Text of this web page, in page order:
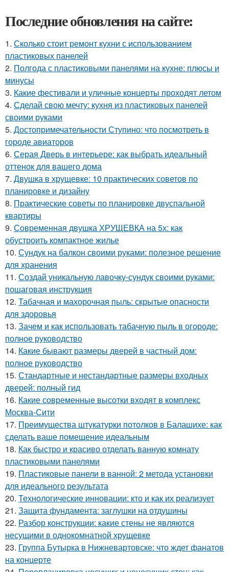
Последние обновления на сайте:
1. Сколько стоит ремонт кухни с использованием
пластиковых панелей
2. Полгода с пластиковыми панелями на кухне: плюсы и
минусы
3. Какие фестивали и уличные концерты проходят летом
4. Сделай свою мечту: кухня из пластиковых панелей
своими руками
5. Достопримечательности Ступино: что посмотреть в
городе авиаторов
6. Серая Дверь в интерьере: как выбрать идеальный
оттенок для вашего дома
7. Двушка в хрущевке: 10 практических советов по
планировке и дизайну
8. Практические советы по планировке двуспальной
квартиры
9. Современная двушка ХРУЩЕВКА на 5х: как
обустроить компактное жилье
10. Сундук на балкон своими руками: полезное решение
для хранения
11. Создай уникальную лавочку-сундук своими руками:
пошаговая инструкция
12. Табачная и махорочная пыль: скрытые опасности
для здоровья
13. Зачем и как использовать табачную пыль в огороде:
полное руководство
14. Какие бывают размеры дверей в частный дом:
полное руководство
15. Стандартные и нестандартные размеры входных
дверей: полный гид
16. Какие современные высотки входят в комплекс
Москва-Сити
17. Преимущества штукатурки потолков в Балашихе: как
сделать ваше помещение идеальным
18. Как быстро и красиво отделать ванную комнату
пластиковыми панелями
19. Пластиковые панели в ванной: 2 метода установки
для идеального результата
20. Технологические инновации: кто и как их реализует
21. Защита фундамента: заглушки на отдушины
22. Разбор конструкции: какие стены не являются
несущими в однокомнатной хрущевке
23. Группа Бутырка в Нижневартовске: что ждет фанатов
на концерте